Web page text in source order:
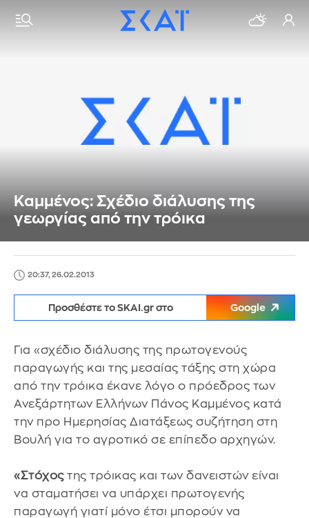
Καμμένος: Σχέδιο διάλυσης της
γεωργίας από την τρόικα
20:37, 26.02.2013
Προσθέστε το SKAI.gr στο Google
Για «σχέδιο διάλυσης της πρωτογενούς
παραγωγής και της μεσαίας τάξης στη χώρα
από την τρόικα έκανε λόγο ο πρόεδρος των
Ανεξάρτητων Ελλήνων Πάνος Καμμένος κατά
την προ Ημερησίας Διατάξεως συζήτηση στη
Βουλή για το αγροτικό σε επίπεδο αρχηγών.
«Στόχος της τρόικας και των δανειστών είναι
να σταματήσει να υπάρχει πρωτογενής
παραγωγή γιατί μόνο έτσι μπορούν να